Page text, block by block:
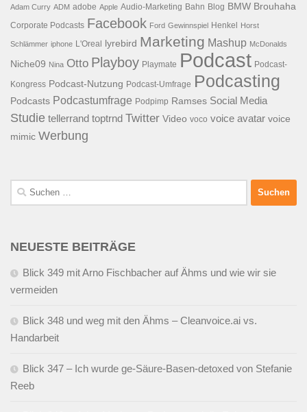
Adam Curry ADM adobe Apple Audio-Marketing Bahn Blog BMW Brouhaha
Corporate Podcasts Facebook Ford Gewinnspiel Henkel Horst
Schlämmer iphone L'Oreal lyrebird Marketing Mashup McDonalds
Niche09 Nina Otto Playboy Playmate Podcast Podcast-
Kongress Podcast-Nutzung Podcast-Umfrage Podcasting
Podcasts Podcastumfrage Podpimp Ramses Social Media
Studie tellerrand toptrnd Twitter Video voco voice avatar voice
mimic Werbung
Suchen
nach:
NEUESTE BEITRÄGE
Blick 349 mit Arno Fischbacher auf Ähms und wie wir sie
vermeiden
Blick 348 und weg mit den Ähms – Cleanvoice.ai vs.
Handarbeit
Blick 347 – Ich wurde ge-Säure-Basen-detoxed von Stefanie
Reeb